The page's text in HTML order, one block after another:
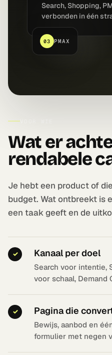
Search, Shopping,
verbonden in één
03 PMAX
Wat er
rendabele
Je hebt een product of
budget. Wat ontbreekt is
een taak geeft en de
✓ Kanaal per doel
Search voor intentie,
voor schaal, Demand
✓ Pagina die
Bewijs, aanbod en
formulier met negen